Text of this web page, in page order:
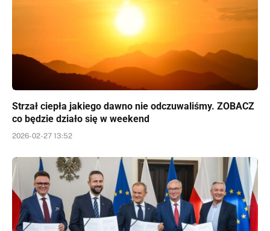
Strzał ciepła jakiego dawno nie odczuwaliśmy. ZOBACZ
co będzie działo się w weekend
2026-02-27 13:52